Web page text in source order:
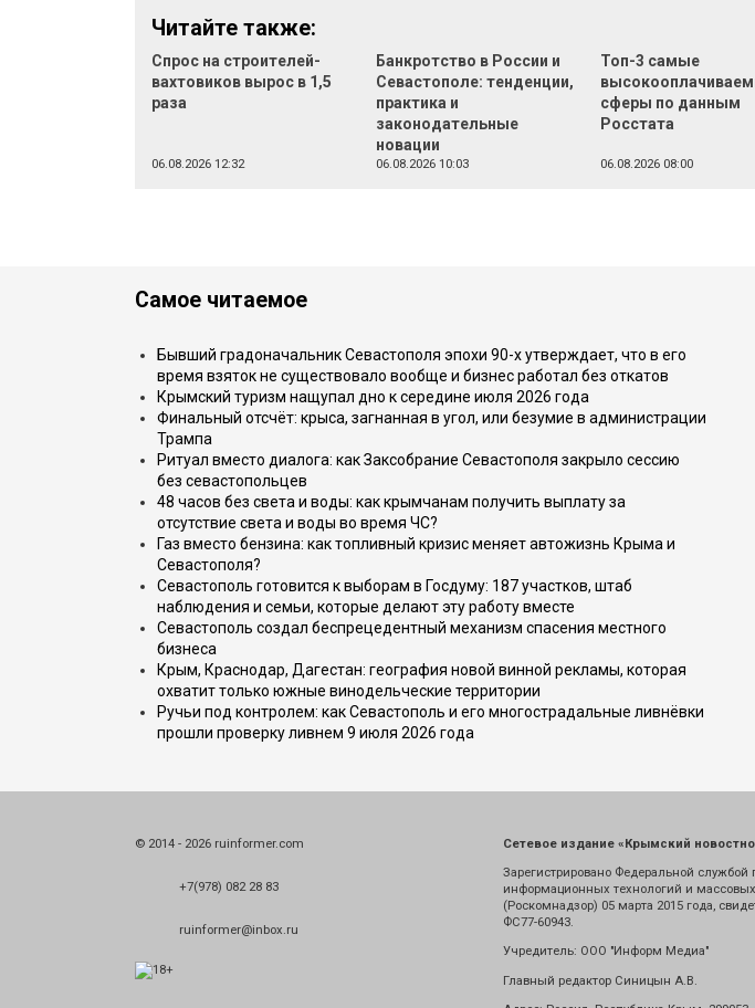
Читайте также:
Спрос на строителей-
вахтовиков вырос в 1,5
раза
06.08.2026 12:32
Банкротство в России и
Севастополе: тенденции,
практика и
законодательные
новации
06.08.2026 10:03
Топ-3 самые
сферы по данным
Росстата
06.08.2026 08:00
Самое читаемое
Бывший градоначальник Севастополя эпохи 90-х утверждает, что в его
время взяток не существовало вообще и бизнес работал без откатов
Крымский туризм нащупал дно к середине июля 2026 года
Финальный отсчёт: крыса, загнанная в угол, или безумие в администрации
Трампа
Ритуал вместо диалога: как Заксобрание Севастополя закрыло сессию
без севастопольцев
48 часов без света и воды: как крымчанам получить выплату за
отсутствие света и воды во время ЧС?
Газ вместо бензина: как топливный кризис меняет автожизнь Крыма и
Севастополя?
Севастополь готовится к выборам в Госдуму: 187 участков, штаб
наблюдения и семьи, которые делают эту работу вместе
Севастополь создал беспрецедентный механизм спасения местного
бизнеса
Крым, Краснодар, Дагестан: география новой винной рекламы, которая
охватит только южные винодельческие территории
Ручьи под контролем: как Севастополь и его многострадальные ливнёвки
прошли проверку ливнем 9 июля 2026 года
© 2014 - 2026 ruinformer.com
+7(978) 082 28 83
ruinformer@inbox.ru
Сетевое издание «Крымский
Зарегистрировано Федеральной службой
информационных технологий и
(Роскомнадзор) 05 марта 2015 года,
ФС77-60943.
Учредитель: ООО "Информ Медиа"
Главный редактор Синицын А.В.